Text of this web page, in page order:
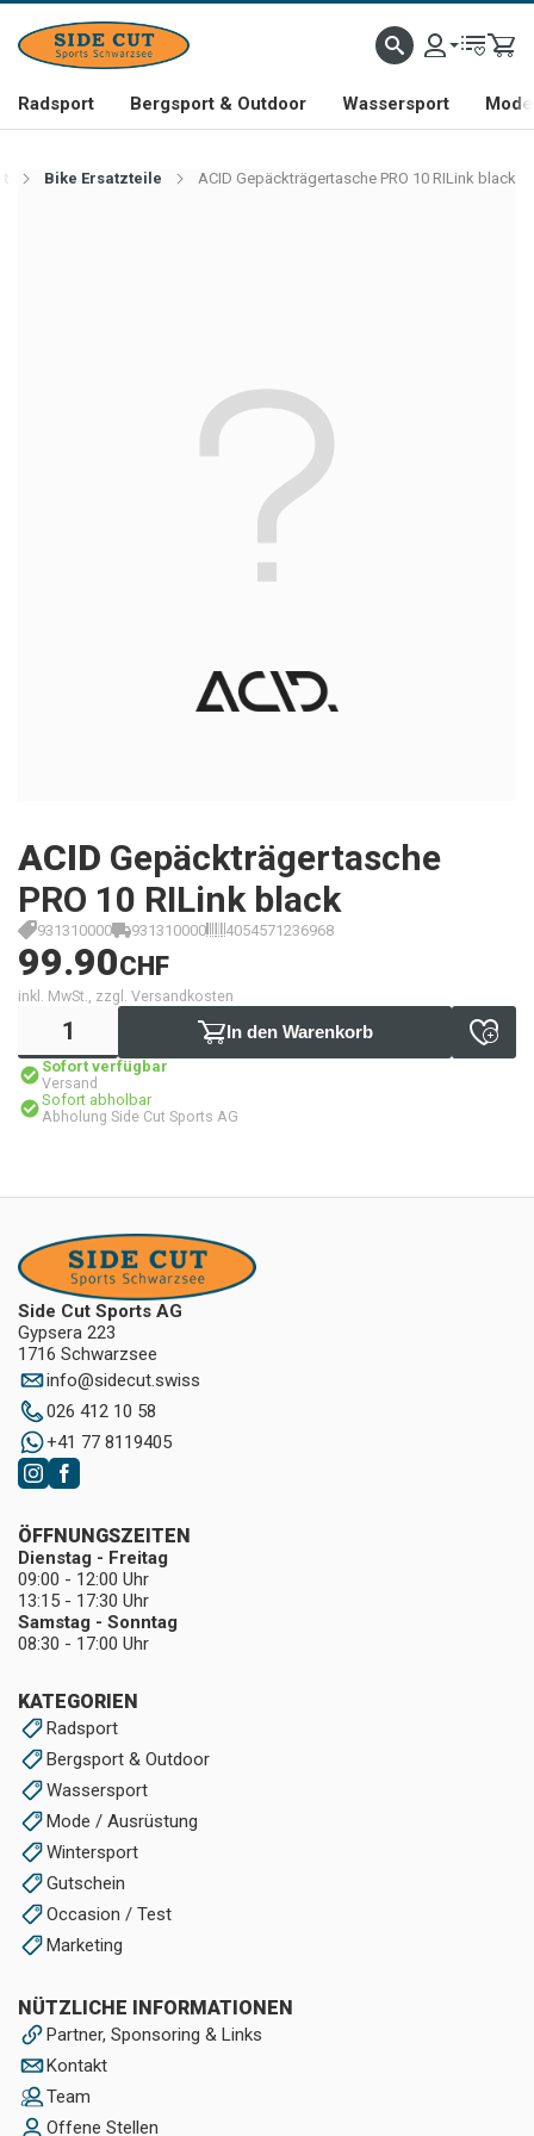
Radsport Bergsport & Outdoor Wassersport
Bike Ersatzteile ACID Gepäckträgertasche PRO 10 RILink black
ACID Gepäckträgertasche
PRO 10 RILink black
931310000 931310000 4054571236968
99.90CHF
inkl. MwSt., zzgl. Versandkosten
In den Warenkorb
Sofort verfügbar
Versand
Sofort abholbar
Abholung Side Cut Sports AG
Side Cut Sports AG
Gypsera 223
1716 Schwarzsee
info@sidecut.swiss
026 412 10 58
+41 77 8119405
KATEGORIEN
Radsport
Bergsport & Outdoor
Wassersport
Mode / Ausrüstung
Wintersport
Gutschein
Occasion / Test
Marketing
NÜTZLICHE INFORMATIONEN
Partner, Sponsoring & Links
Kontakt
Team
Offene Stellen
ÖFFNUNGSZEITEN
Dienstag - Freitag
09:00 - 12:00 Uhr
13:15 - 17:30 Uhr
Samstag - Sonntag
08:30 - 17:00 Uhr